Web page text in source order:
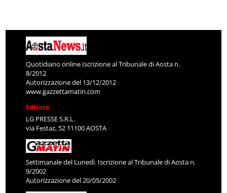
Quotidiano online Iscrizione al Tribunale di Aosta n.
8/2012
Autorizzazione del 13/12/2012
www.gazzettamatin.com
Editore
LG PRESSE S.R.L.
via Festaz, 52 11100 AOSTA
Settimanale del Lunedì. Iscrizione al Tribunale di Aosta n.
9/2002
Autorizzazione del 20/05/2002